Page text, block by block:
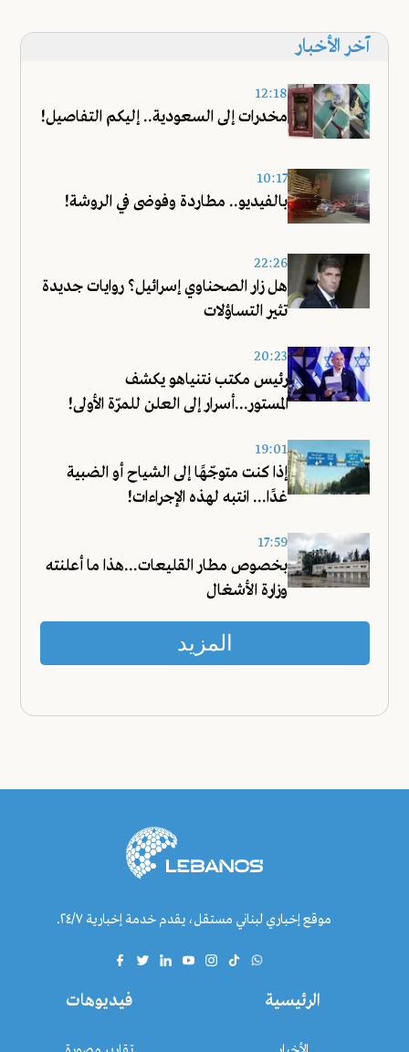
آخر الأخبار
12:18
مخدرات إلى السعودية.. إليكم التفاصيل!
10:17
بالفيديو.. مطاردة وفوضى في الروشة!
22:26
هل زار الصحناوي إسرائيل؟ روايات جديدة
تثير التساؤلات
20:23
رئيس مكتب نتنياهو يكشف
المستور...أسرار إلى العلن للمرّة الأولى!
19:01
إذا كنت متوجّهًا إلى الشياح أو الضبية
غدًا... انتبه لهذه الإجراءات!
17:59
بخصوص مطار القليعات...هذا ما أعلنته
وزارة الأشغال
المزيد
موقع إخباري لبناني مستقل، يقدم خدمة إخبارية ٢٤/٧.
الرئيسية فيديوهات